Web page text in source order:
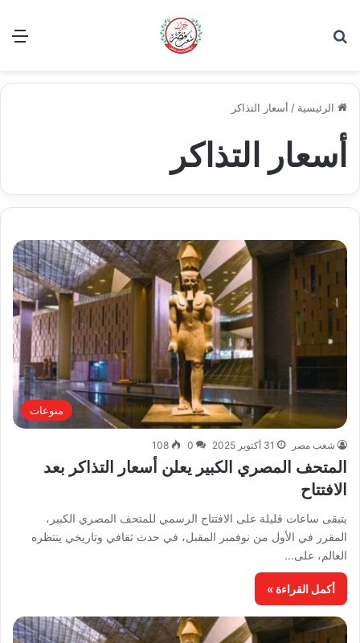
الرئيسية / أسعار التذاكر
أسعار التذاكر
منوعات
شعب مصر 31 أكتوبر 2025 0
108
المتحف المصري الكبير يعلن أسعار التذاكر بعد
الافتتاح
يتبقى ساعات قليلة على الافتتاح الرسمي للمتحف المصري الكبير،
المقرر في الأول من نوفمبر المقبل، في حدث ثقافي وتاريخي ينتظره
العالم، على…
أكمل القراءة »